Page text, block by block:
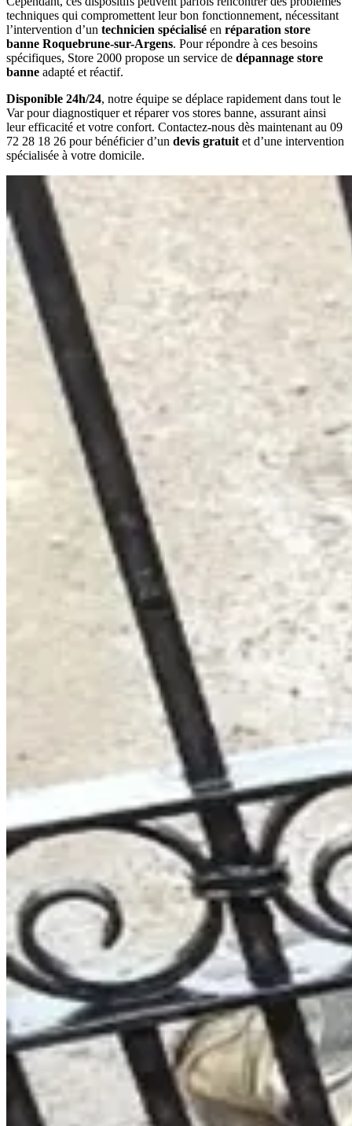
techniques qui compromettent leur bon fonctionnement, nécessitant
l’intervention d’un technicien spécialisé en réparation store
banne Roquebrune-sur-Argens. Pour répondre à ces besoins
spécifiques, Store 2000 propose un service de dépannage store
banne adapté et réactif.
Disponible 24h/24, notre équipe se déplace rapidement dans tout le
Var pour diagnostiquer et réparer vos stores banne, assurant ainsi
leur efficacité et votre confort. Contactez-nous dès maintenant au 09
72 28 18 26 pour bénéficier d’un devis gratuitet d’une intervention
spécialisée à votre domicile.